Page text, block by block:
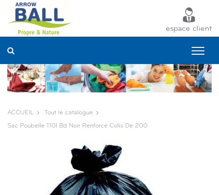
espace client
ACCUEIL Tout le catalogue
Sac Poubelle 110l Bd Noir Renforce Colis De 200
Panneau de gestion des cookies